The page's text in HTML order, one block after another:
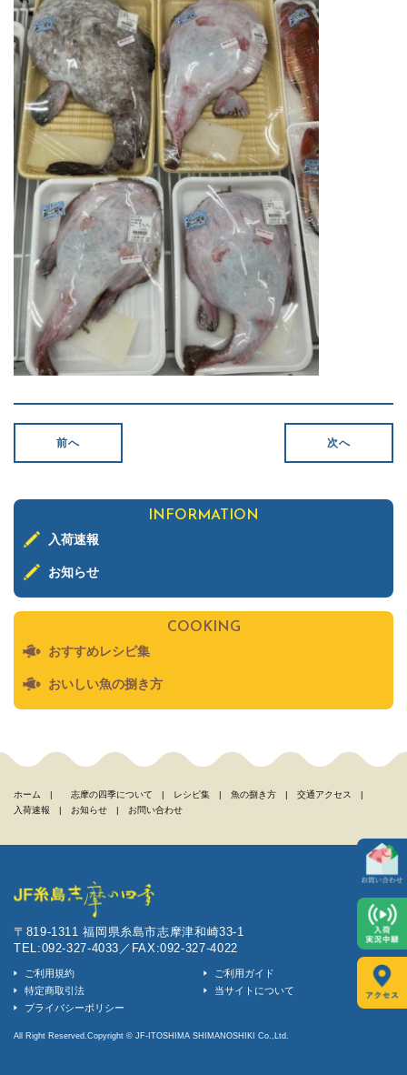
前へ 次へ
INFORMATION
入荷速報
お知らせ
COOKING
おすすめレシピ集
おいしい魚の捌き方
ホーム | 志摩の四季について | レシピ集 | 魚の捌き方 | 交通アクセス
|
入荷速報 | お知らせ | お問い合わせ
〒819-1311 福岡県糸島市志摩津和崎33-1
TEL:092-327-4033／FAX:092-327-4022
ご利用規約
ご利用ガイド
特定商取引法
当サイトについて
プライバシーポリシー
All Right Reserved.Copyright © JF-ITOSHIMA SHIMANOSHIKI Co.,Ltd.